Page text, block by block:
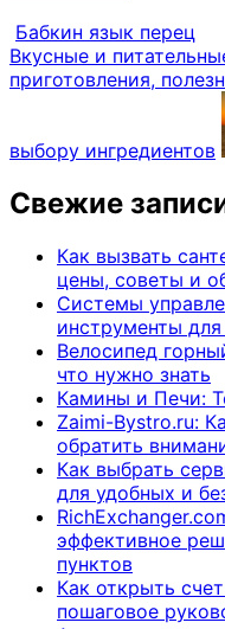
Бабкин язык перец
Вкусные и
приготовления,
выбору ингредиентов
Свежие
Как вызвать
цены, советы и
Системы
инструменты
Велосипед
что нужно знать
Камины и Печи:
Zaimi-Bystro.ru:
обратить
Как выбрать
для удобных и
эффективное
пунктов
Как открыть
пошаговое